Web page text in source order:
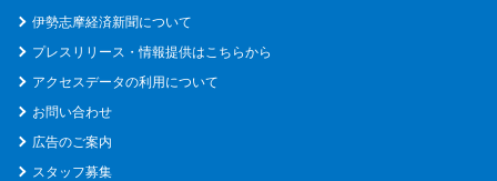
伊勢志摩経済新聞について
プレスリリース・情報提供はこちらから
アクセスデータの利用について
お問い合わせ
広告のご案内
スタッフ募集